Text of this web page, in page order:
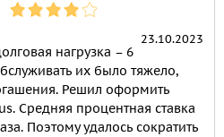
23.10.2023
нагрузка – 6
их было тяжело,
Решил оформить
Средняя процентная ставка
Поэтому удалось сократить